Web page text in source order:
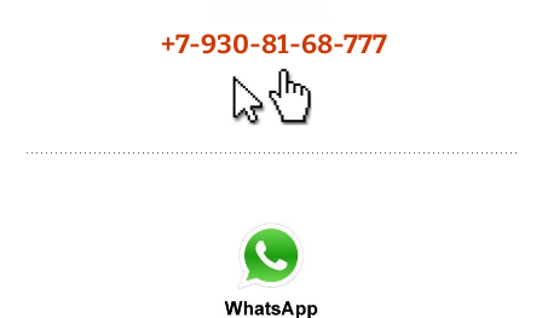
+7-930-81-68-777